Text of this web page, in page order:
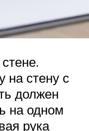
на стену с
должен
на одном
рука